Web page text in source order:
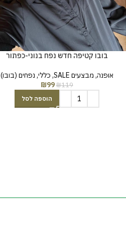
בובו קטיפה חדש נפח בנוני-כפתור
אופנה, מבצעים SALE , כללי, נפחים (בובו)
₪119
₪99
הוספה לסל